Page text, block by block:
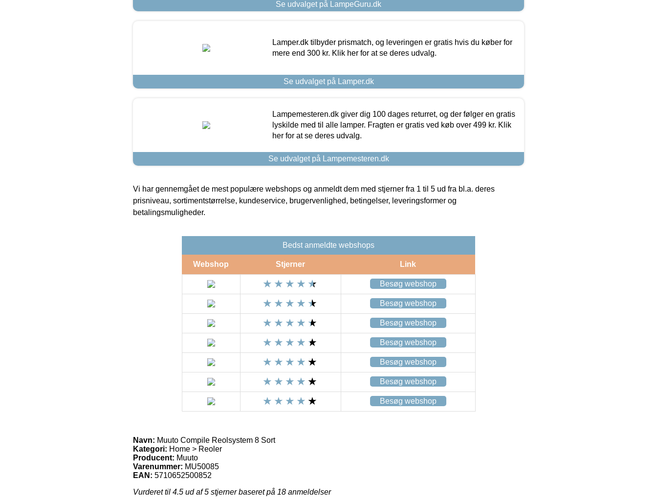
Se udvalget på LampeGuru.dk
Lamper.dk tilbyder prismatch, og leveringen er gratis hvis du køber for
mere end 300 kr. Klik her for at se deres udvalg.
Se udvalget på Lamper.dk
Lampemesteren.dk giver dig 100 dages returret, og der følger en gratis
lyskilde med til alle lamper. Fragten er gratis ved køb over 499 kr. Klik
her for at se deres udvalg.
Se udvalget på Lampemesteren.dk
Vi har gennemgået de mest populære webshops og anmeldt dem med stjerner fra 1 til 5 ud fra bl.a. deres
prisniveau, sortimentstørrelse, kundeservice, brugervenlighed, betingelser, leveringsformer og
betalingsmuligheder.
Bedst anmeldte webshops
Webshop Stjerner Link
Besøg webshop
Besøg webshop
Besøg webshop
Besøg webshop
Besøg webshop
Besøg webshop
Besøg webshop
Navn: Muuto Compile Reolsystem 8 Sort
Kategori: Home > Reoler
Producent: Muuto
Varenummer: MU50085
EAN: 5710652500852
Vurderet til 4.5 ud af 5 stjerner baseret på 18 anmeldelser